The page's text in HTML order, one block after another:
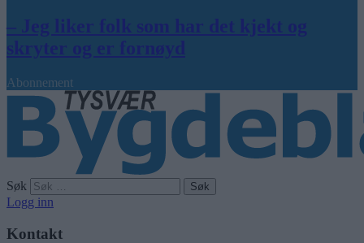
– Jeg liker folk som har det kjekt og
skryter og er fornøyd
Abonnement
Søk
Logg inn
Kontakt